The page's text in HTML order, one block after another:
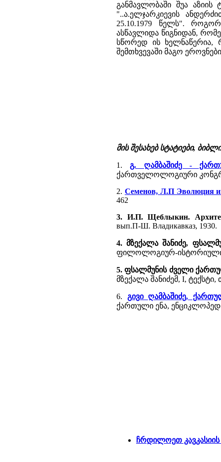
განმავლობაში შუა
"..ა.ელჯარკიევის
25.10.1979 წელს".
ასწავლიდა წიგნიდან,
სწორედ ის ხელნაწერია,
შემთხვევაში მაგო
მის შესახებ სტატიები,
1.გ. ღამბაშიძე -
ქართველოლოგიური
2. Семенов, Л.П Эволюция
462
3. И.П. Щеблыкин.
вып.П-Ш. Владикавказ, 1930.
4. მზექალა შანიძე,
ფილოლოგიურ-ისტორიული
5. ფსალმუნის ძველი
მზექალა შანიძემ, I, ტექსტი,
6. გივი ღამბაშიძე,
ქართული ენა,
ჩრდილოეთ